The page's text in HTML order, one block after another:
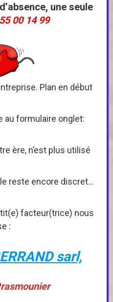
, une seule
00 14 99
Plan en début
au formulaire onglet:
ère, n’est plus utilisé
reste encore discret…
facteur(trice) nous
:
sarl,